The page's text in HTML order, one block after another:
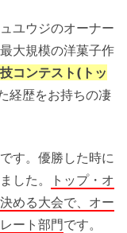
ユウジのオーナー
大規模の洋菓子作
コンテスト(トッ
経歴をお持ちの凄
す。優勝した時に
した。
トップ・オ
める大会で、オー
ート部門です。